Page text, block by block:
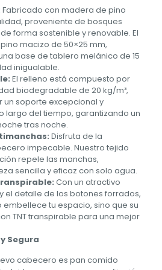
Fabricado con madera de pino
proveniente de bosques
forma sostenible y renovable. El
macizo de 50×25 mm,
base de tablero melánico de 15
inigualable.
El relleno está compuesto por
biodegradable de 20 kg/m³,
soporte excepcional y
largo del tiempo, garantizando un
tras noche.
Disfruta de la
impecable. Nuestro tejido
repele las manchas,
sencilla y eficaz con solo agua.
Con un atractivo
el detalle de los botones forrados,
tu espacio, sino que su
TNT transpirable para una mejor
Segura
cabecero es pan comido